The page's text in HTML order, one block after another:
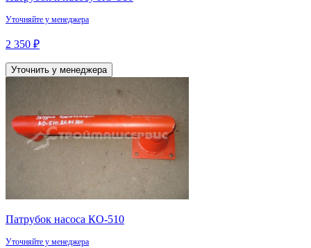
Уточняйте у менеджера
2 350 ₽
Уточнить у менеджера
Патрубок насоса КО-510
Уточняйте у менеджера